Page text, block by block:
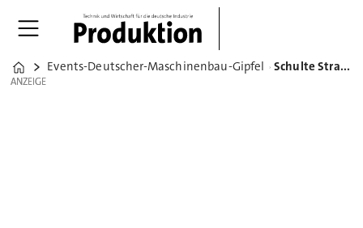
Home
Events-Deutscher-Maschinenbau-Gipfel Schulte Strathaus fordert neuen Masterplan für Deutschland
ANZEIGE
ANZEIGE